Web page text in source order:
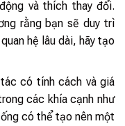
và thích thay đổi.
rằng bạn sẽ duy trì
hệ lâu dài, hãy tạo
có tính cách và giá
các khía cạnh như
có thể tạo nên một